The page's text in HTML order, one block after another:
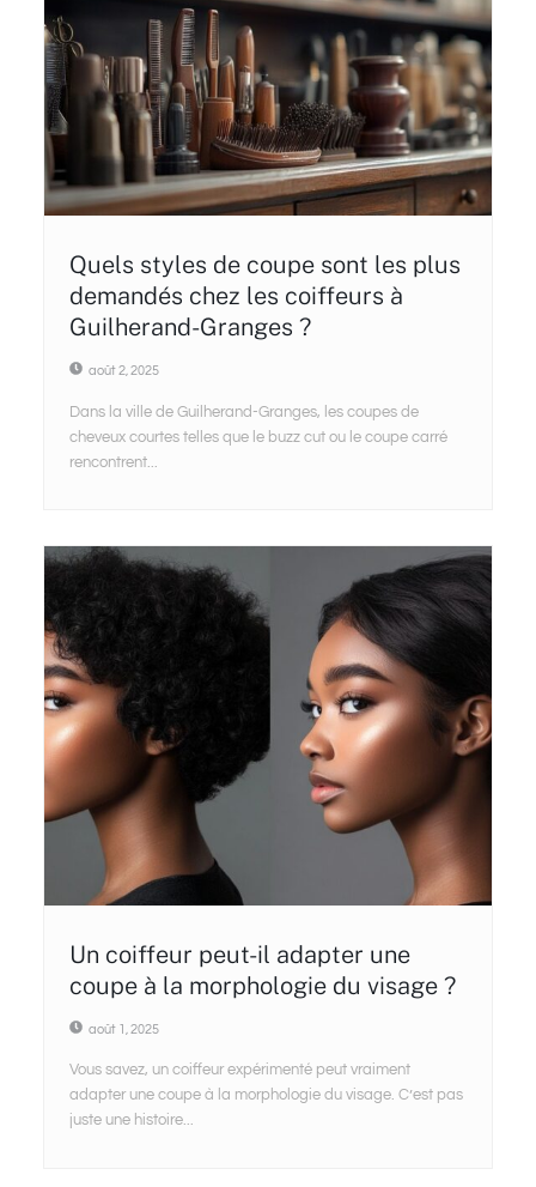
Quels styles de coupe sont les plus
demandés chez les coiffeurs à
Guilherand-Granges ?
août 2, 2025
Dans la ville de Guilherand-Granges, les coupes de
cheveux courtes telles que le buzz cut ou le coupe carré
rencontrent...
Un coiffeur peut-il adapter une
coupe à la morphologie du visage ?
août 1, 2025
Vous savez, un coiffeur expérimenté peut vraiment
adapter une coupe à la morphologie du visage. C’est pas
juste une histoire...